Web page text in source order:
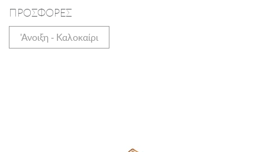
ΠΡΟΣΦΟΡΕΣ
'Ανοιξη - Καλοκαίρι